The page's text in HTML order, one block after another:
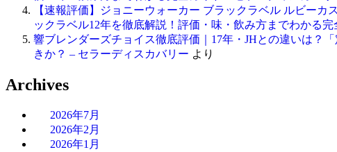
【速報評価】ジョニーウォーカー ブラックラベル ルビー
ックラベル12年を徹底解説！評価・味・飲み方までわかる
響ブレンダーズチョイス徹底評価｜17年・JHとの違いは？
きか？ – セラーディスカバリー より
Archives
2026年7月
2026年2月
2026年1月